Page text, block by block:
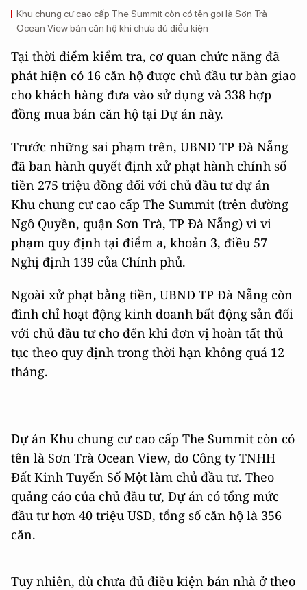
Khu chung cư cao cấp The Summit còn có tên gọi là Sơn Trà
Ocean View bán căn hộ khi chưa đủ điều kiện
Tại thời điểm kiểm tra, cơ quan chức năng đã
phát hiện có 16 căn hộ được chủ đầu tư bàn giao
cho khách hàng đưa vào sử dụng và 338 hợp
đồng mua bán căn hộ tại Dự án này.
Trước những sai phạm trên, UBND TP Đà Nẵng
đã ban hành quyết định xử phạt hành chính số
tiền 275 triệu đồng đối với chủ đầu tư dự án
Khu chung cư cao cấp The Summit (trên đường
Ngô Quyền, quận Sơn Trà, TP Đà Nẵng) vì vi
phạm quy định tại điểm a, khoản 3, điều 57
Nghị định 139 của Chính phủ.
Ngoài xử phạt bằng tiền, UBND TP Đà Nẵng còn
đình chỉ hoạt động kinh doanh bất động sản đối
với chủ đầu tư cho đến khi đơn vị hoàn tất thủ
tục theo quy định trong thời hạn không quá 12
tháng.
Dự án Khu chung cư cao cấp The Summit còn có
tên là Sơn Trà Ocean View, do Công ty TNHH
Đất Kinh Tuyến Số Một làm chủ đầu tư. Theo
quảng cáo của chủ đầu tư, Dự án có tổng mức
đầu tư hơn 40 triệu USD, tổng số căn hộ là 356
căn.
Tuy nhiên, dù chưa đủ điều kiện bán nhà ở theo